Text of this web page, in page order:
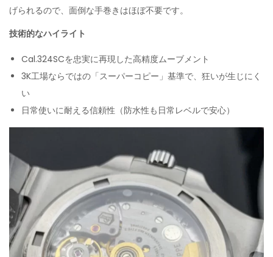
げられるので、面倒な手巻きはほぼ不要です。
技術的なハイライト
Cal.324SCを忠実に再現した高精度ムーブメント
3K工場ならではの「スーパーコピー」基準で、狂いが生じにく
い
日常使いに耐える信頼性（防水性も日常レベルで安心）